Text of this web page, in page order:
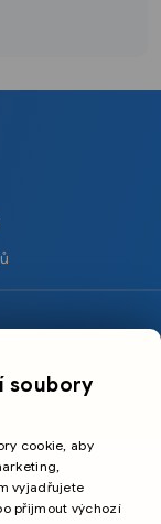
soubory
cookie, aby
vyjadřujete
přijmout výchozí